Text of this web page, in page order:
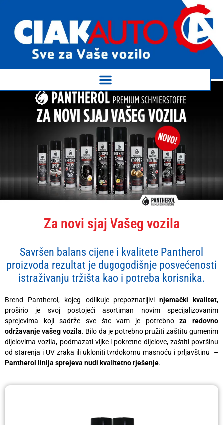
Za novi sjaj Vašeg vozila
Savršen balans cijene i kvalitete Pantherol
proizvoda rezultat je dugogodišnje posvećenosti
istraživanju tržišta kao i potreba korisnika.
Brend Pantherol, kojeg odlikuje prepoznatljivi njemački kvalitet,
proširio je svoj postojeći asortiman novim specijalizovanim
sprejevima koji sadrže sve što vam je potrebnoza redovno
održavanje vašeg vozila. Bilo da je potrebno pružiti zaštitu gumenim
dijelovima vozila, podmazati vijke i pokretne dijelove, zaštiti površinu
od starenja i UV zraka ili ukloniti tvrdokornu masnoću i prljavštinu –
Pantherol linija sprejeva nudi kvalitetno rješenje.